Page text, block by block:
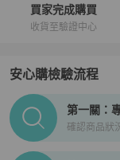
買家完成購買
收貨至驗證中心
安心購檢驗流程
PopChill拍拍圈正
第一關：
確認商品狀